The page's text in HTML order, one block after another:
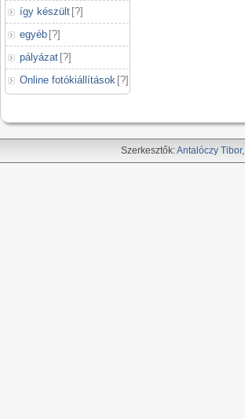
így készült [?]
egyéb [?]
pályázat [?]
Online fotókiállítások [?]
Szerkesztők:Antalóczy Tibor,